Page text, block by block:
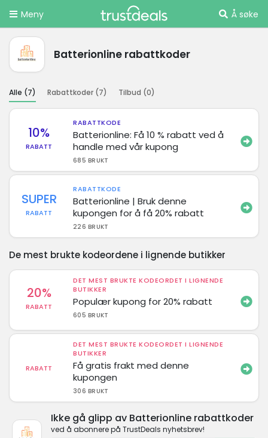
Meny Å søke
Batterionline rabattkoder
Alle (7) Rabattkoder (7) Tilbud (0)
10%
RABATT
RABATTKODE
Batterionline: Få 10 % rabatt ved å
handle med vår kupong
685 BRUKT
SUPER
RABATT
RABATTKODE
Batterionline | Bruk denne
kupongen for å få 20% rabatt
226 BRUKT
De mest brukte kodeordene i lignende butikker
20%
RABATT
DET MEST BRUKTE KODEORDET I LIGNENDE
BUTIKKER
Populær kupong for 20% rabatt
605 BRUKT
RABATT
DET MEST BRUKTE KODEORDET I LIGNENDE
BUTIKKER
Få gratis frakt med denne
kupongen
306 BRUKT
Ikke gå glipp av Batterionline rabattkoder
ved å abonnere på TrustDeals nyhetsbrev!